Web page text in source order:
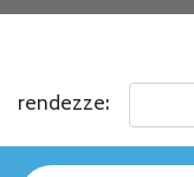
rendezze: